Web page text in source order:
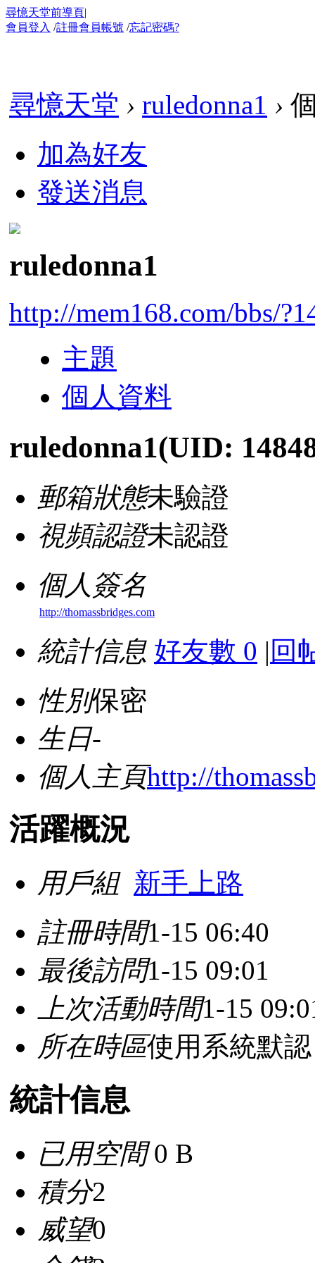
尋憶天堂前導頁|
會員登入 /註冊會員帳號 /忘記密碼?
尋憶天堂 › ruledonna1 ›
加為好友
發送消息
ruledonna1
http://mem168.com/bbs/
主題
個人資料
ruledonna1(UID:
郵箱狀態未驗證
視頻認證未認證
個人簽名
http://thomassbridges.com
統計信息 好友數 0 | 回
性別保密
生日-
個人主頁http://
活躍概況
用戶組 新手上路
註冊時間1-15 06:40
最後訪問1-15 09:01
上次活動時間1-15
所在時區使用系統默認
統計信息
已用空間0 B
積分2
威望0